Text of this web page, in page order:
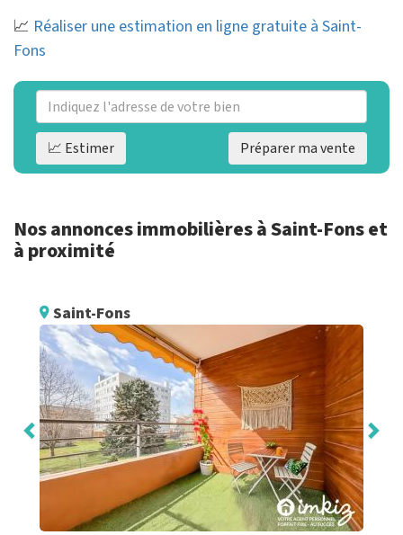
📈 Réaliser une estimation en ligne gratuite à Saint-
Fons
📈 Estimer Préparer ma vente
Nos annonces immobilières à Saint-Fons et
à proximité
Saint-Fons